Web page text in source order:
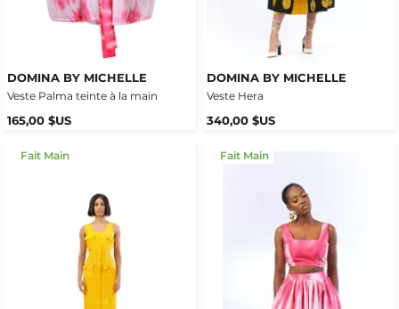
DOMINA BY MICHELLE
Veste Palma teinte à la main
165,00 $US
DOMINA BY MICHELLE
Veste Hera
340,00 $US
Fait Main Fait Main